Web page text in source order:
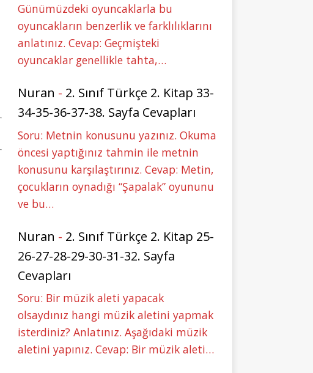
Günümüzdeki oyuncaklarla bu
oyuncakların benzerlik ve farklılıklarını
anlatınız. Cevap: Geçmişteki
oyuncaklar genellikle tahta,…
Nuran - 2. Sınıf Türkçe 2. Kitap 33-
34-35-36-37-38. Sayfa Cevapları
Soru: Metnin konusunu yazınız. Okuma
öncesi yaptığınız tahmin ile metnin
konusunu karşılaştırınız. Cevap: Metin,
çocukların oynadığı “Şapalak” oyununu
ve bu…
Nuran - 2. Sınıf Türkçe 2. Kitap 25-
26-27-28-29-30-31-32. Sayfa
Cevapları
Soru: Bir müzik aleti yapacak
olsaydınız hangi müzik aletini yapmak
isterdiniz? Anlatınız. Aşağıdaki müzik
aletini yapınız. Cevap: Bir müzik aleti…